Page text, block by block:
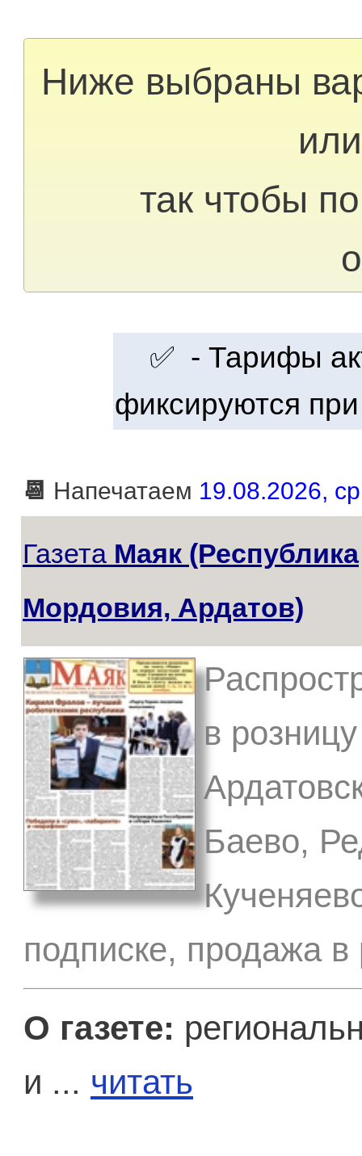
Ниже выбраны
так чтобы
✅ - Тарифы
фиксируются
📆 Напечатаем 19.08.2026,
Газета Маяк (Республика
Мордовия, Ардатов)
в
Баево,
подписке, продажа в
О газете:
и ... читать